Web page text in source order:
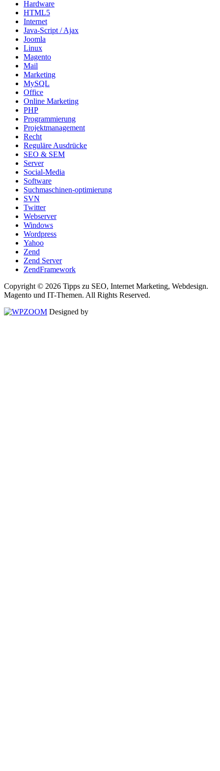
Hardware
HTML5
Internet
Java-Script / Ajax
Joomla
Linux
Magento
Mail
Marketing
MySQL
Office
Online Marketing
PHP
Programmierung
Projektmanagement
Recht
Reguläre Ausdrücke
SEO & SEM
Server
Social-Media
Software
Suchmaschinen-optimierung
SVN
Twitter
Webserver
Windows
Wordpress
Yahoo
Zend
Zend Server
ZendFramework
Copyright © 2026 Tipps zu SEO, Internet Marketing, Webdesign.
Magento und IT-Themen. All Rights Reserved.
Designed by